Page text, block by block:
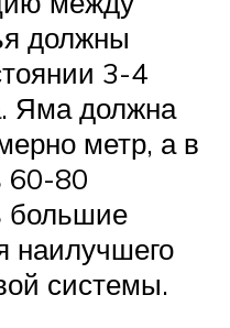
должны
3-4
Яма должна
метр, а в
60-80
большие
наилучшего
системы.